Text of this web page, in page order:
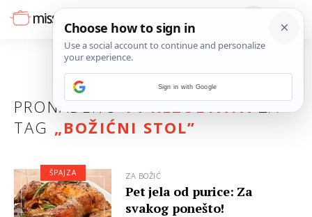
PRONAĐENO14 REZULTATAZA
TAG „BOŽIĆNI STOL”
ZA BOŽIĆ
Pet jela od purice: Za
svakog ponešto!
ŠPAJZA
Sign in with Google